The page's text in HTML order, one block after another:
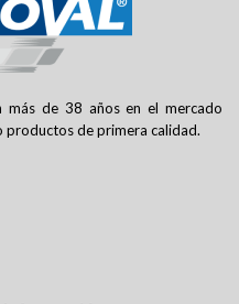
más de 38 años en el mercado
de primera calidad.